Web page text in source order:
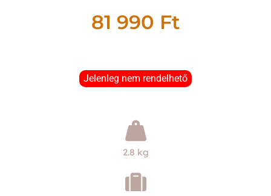
81 990 Ft
Jelenleg nem rendelhető
2.8 kg